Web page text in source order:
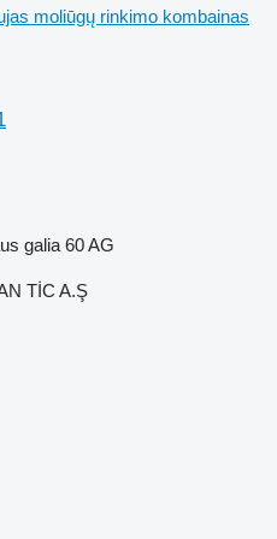
moliūgų rinkimo kombainas
galia 60 AG
TİC A.Ş